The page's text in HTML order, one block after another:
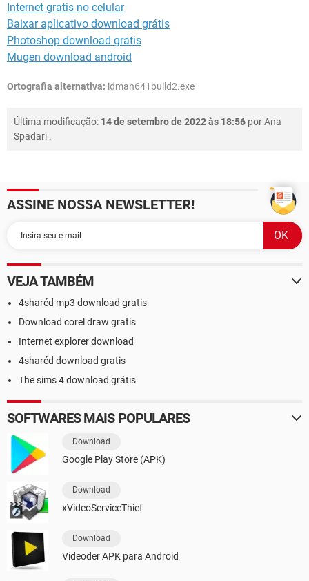
Internet gratis no celular
Baixar aplicativo download grátis
Photoshop download gratis
Mugen download android
Ortografia alternativa: idman641build2.exe
Última modificação: 14 de setembro de 2022 às 18:56 porAna
Spadari .
ASSINE NOSSA NEWSLETTER!
VEJA TAMBÉM
4sharéd mp3 download gratis
Download corel draw gratis
Internet explorer download
4sharéd download gratis
The sims 4 download grátis
SOFTWARES MAIS POPULARES
Download
Google Play Store (APK)
Download
xVideoServiceThief
Download
Videoder APK para Android